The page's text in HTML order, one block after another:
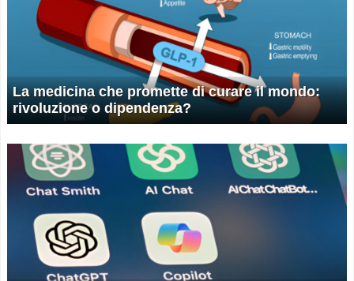
La medicina che promette di curare il mondo:
rivoluzione o dipendenza?